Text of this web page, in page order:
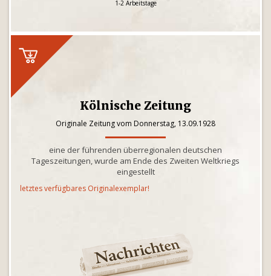
1-2 Arbeitstage
Kölnische Zeitung
Originale Zeitung vom Donnerstag, 13.09.1928
eine der führenden überregionalen deutschen
Tageszeitungen, wurde am Ende des Zweiten Weltkriegs
eingestellt
letztes verfügbares Originalexemplar!